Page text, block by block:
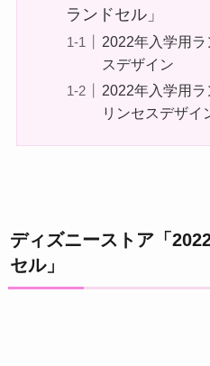
ランドセル」
2022年入学用
スデザイン
2022年入学用
リンセスデザイ
ディズニーストア「
セル」